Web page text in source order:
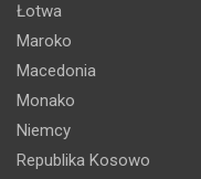
Łotwa
Maroko
Macedonia
Monako
Niemcy
Republika Kosowo